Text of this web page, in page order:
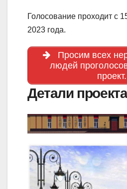
Голосование проходит с
2023 года.
Просим всех
людей
проект.
Детали проекта